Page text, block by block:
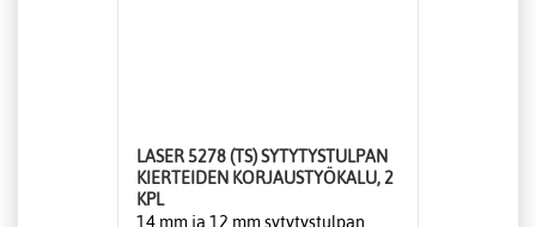
LASER 5278 (TS) SYTYTYSTULPAN
KIERTEIDEN KORJAUSTYÖKALU, 2
KPL
14 mm ja 12 mm sytytystulpan